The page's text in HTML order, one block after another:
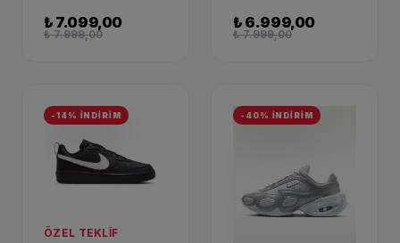
₺ 7.099,00
₺ 7.999,00
₺ 6.999,00
₺ 7.999,00
-14% İNDİRİM
ÖZEL TEKLIF
-40% İNDİRİM